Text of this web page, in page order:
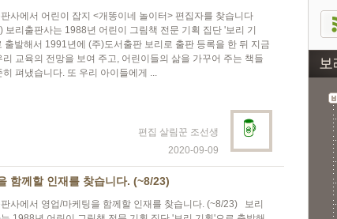
사에서 어린이 잡지 <개똥이네 놀이터> 편집자를 찾습니다
보리출판사는 1988년 어린이 그림책 전문 기획 집단 '보리 기
출발해서 1991년에 (주)도서출판 보리로 출판 등록을 한 뒤 지금
리 교육의 전망을 보여 주고, 어린이들의 삶을 가꾸어 주는 책들
히 펴냈습니다. 또 우리 아이들에게 ...
편집 살림꾼 조선생
2020-09-09
함께할 인재를 찾습니다. (~8/23)
사에서 영업/마케팅을 함께할 인재를 찾습니다. (~8/23) 보리